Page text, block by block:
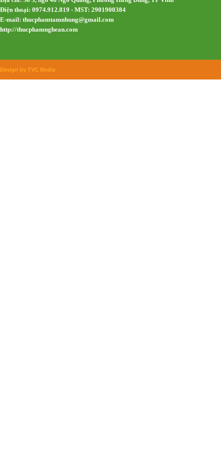
Điện thoại: 0974.912.819 - MST: 2901900384
E-mail: thucphamtamnhung@gmail.com
http://thucphamnghean.com
Design by TVC Media